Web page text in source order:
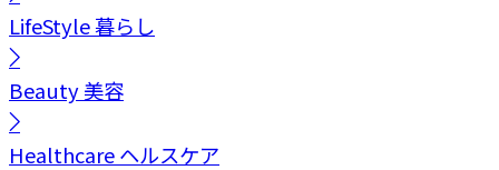
LifeStyle暮らし
Beauty美容
Healthcareヘルスケア